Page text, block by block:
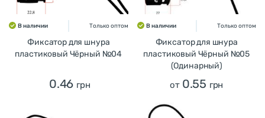
В наличии Только оптом
Фиксатор для шнура
пластиковый Чёрный №04
0.46 грн
В наличии Только оптом
Фиксатор для шнура
пластиковый Чёрный №05
(Одинарный)
от 0.55 грн